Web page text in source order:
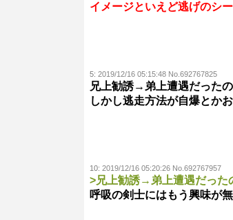
イメージといえど逃げのシ
5: 2019/12/16 05:15:48 No.692767825
兄上勧誘→弟上遭遇だった
しかし逃走方法が自爆とか
10: 2019/12/16 05:20:26 No.692767957
>兄上勧誘→弟上遭遇だった
呼吸の剣士にはもう興味が